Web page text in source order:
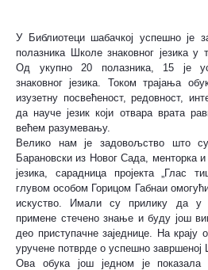
У Библиотеци шабачкој успешно је
полазника Школе знаковног језика у
Од укупно 20 полазника, 15 је
знаковног језика. Током трајања
изузетну посвећеност, редовност,
да науче језик који отвара врата
већем разумевању.
Велико нам је задовољство што
Барановски из Новог Сада, менторка
језика, сарадница пројекта „Глас
глувом особом Горицом Габнаи
искуство. Имали су прилику да у
примене стечено знање и буду још
део приступачне заједнице. На крају
уручене потврде о успешно завршеној
Ова обука још једном је показала